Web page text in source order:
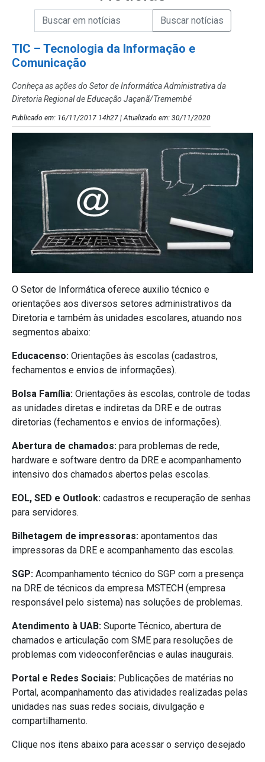
Campo de Busca de Notícias
Campo de Busca de informaçõesEnviar a Busca de Notícias
TIC – Tecnologia da Informação e
Comunicação
Conheça as ações do Setor de Informática Administrativa da
Diretoria Regional de Educação Jaçanã/Tremembé
Publicado em: 16/11/2017 14h27 | Atualizado em: 30/11/2020
O Setor de Informática oferece auxilio técnico e
orientações aos diversos setores administrativos da
Diretoria e também às unidades escolares, atuando nos
segmentos abaixo:
Educacenso: Orientações às escolas (cadastros,
fechamentos e envios de informações).
Bolsa Família: Orientações às escolas, controle de todas
as unidades diretas e indiretas da DRE e de outras
diretorias (fechamentos e envios de informações).
Abertura de chamados: para problemas de rede,
hardware e software dentro da DRE e acompanhamento
intensivo dos chamados abertos pelas escolas.
EOL, SED e Outlook: cadastros e recuperação de senhas
para servidores.
Bilhetagem de impressoras: apontamentos das
impressoras da DRE e acompanhamento das escolas.
SGP: Acompanhamento técnico do SGP com a presença
na DRE de técnicos da empresa MSTECH (empresa
responsável pelo sistema) nas soluções de problemas.
Atendimento à UAB: Suporte Técnico, abertura de
chamados e articulação com SME para resoluções de
problemas com videoconferências e aulas inaugurais.
Portal e Redes Sociais: Publicações de matérias no
Portal, acompanhamento das atividades realizadas pelas
unidades nas suas redes sociais, divulgação e
compartilhamento.
Clique nos itens abaixo para acessar o serviço desejado